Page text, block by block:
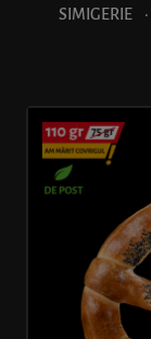
SIMIGERIE
·